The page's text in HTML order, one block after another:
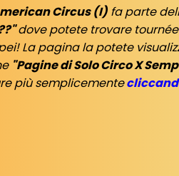
Circus (I) fa parte
dove potete trovare
La pagina la potete
"Pagine di Solo Circo X
più semplicemente